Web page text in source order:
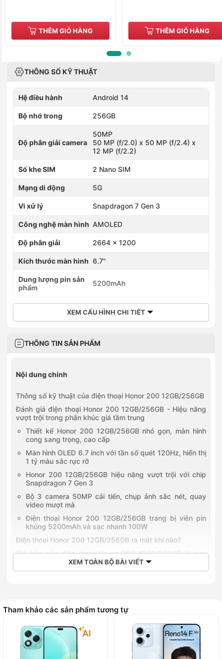
THÊM GIỎ HÀNG THÊM GIỎ HÀNG
THÔNG SỐ KỸ THUẬT
Hệ điều hành Android 14
Bộ nhớ trong 256GB
Độ phân giải camera
50MP
50 MP (f/2.0) x 50 MP (f/2.4) x
12 MP (f/2.2)
Số khe SIM 2 Nano SIM
Mạng di động 5G
Vi xử lý Snapdragon 7 Gen 3
Công nghệ màn hình AMOLED
Độ phân giải 2664 × 1200
Kích thước màn hình 6.7"
Dung lượng pin sản
phẩm
5200mAh
XEM CẤU HÌNH CHI TIẾT
THÔNG TIN SẢN PHẨM
Nội dung chính
Thông số kỹ thuật của điện thoại Honor 200 12GB/256GB
Đánh giá điện thoại Honor 200 12GB/256GB - Hiệu năng
vượt trội trong phân khúc giá tầm trung
Thiết kế Honor 200 12GB/256GB nhỏ gọn, màn hình
cong sang trọng, cao cấp
Màn hình OLED 6.7 inch với tần số quét 120Hz, hiển thị
1 tỷ màu sắc rực rỡ
Honor 200 12GB/256GB hiệu năng vượt trội với chip
Snapdragon 7 Gen 3
Bộ 3 camera 50MP cải tiến, chụp ảnh sắc nét, quay
video mượt mà
Điện thoại Honor 200 12GB/256GB trang bị viên pin
khủng 5200mAh và sạc nhanh 100W
Điện thoại Honor 200 12GB/256GB ra mắt khi nào?
Giá bán của điện thoại Honor 200 12GB/256GB là bao
Về hiệu năng và chip
Về hệ thống camera
Về giá bán
XEM TOÀN BỘ BÀI VIẾT
Tham khảo các sản phẩm tương tự